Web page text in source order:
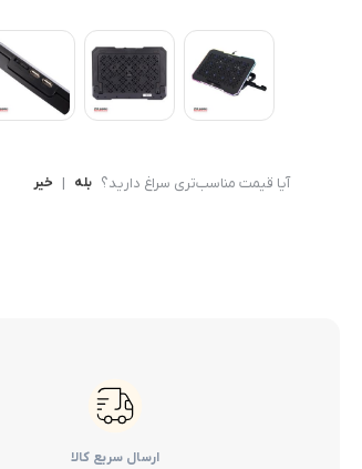
آیا قیمت مناسب‌تری سراغ دارید؟ بله | خیر
ارسال سریع کالا